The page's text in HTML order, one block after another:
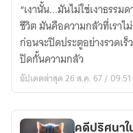
หมู่บ้าน
ต้อง
สาป
“เงานั้น...มันไม่ใช่เงาธรร
ชีวิต มันคือความกลัวที่เรา
ก่อนจะปิดประตูอย่างรวดเ
ปิดกั้นความกลัว
อัปเดตล่าสุด 26 ส.ค. 67 /
คดีปริศนา